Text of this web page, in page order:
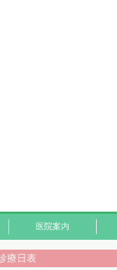
医院案内
療日表